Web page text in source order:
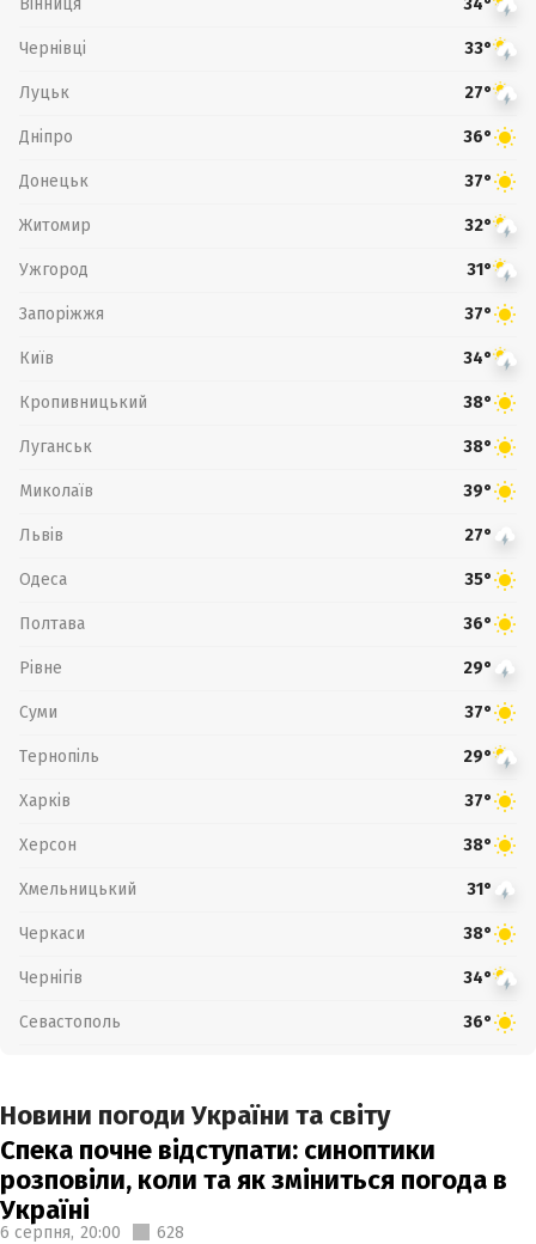
34°
Чернівці 33°
Луцьк 27°
Дніпро 36°
Донецьк 37°
Житомир 32°
Ужгород 31°
Запоріжжя 37°
Київ 34°
Кропивницький 38°
Луганськ 38°
Миколаїв 39°
Львів 27°
Одеса 35°
Полтава 36°
Рівне 29°
Суми 37°
Тернопіль 29°
Харків 37°
Херсон 38°
Хмельницький 31°
Черкаси 38°
Чернігів 34°
Севастополь 36°
Новини погоди України та світу
Спека почне відступати: синоптики
розповіли, коли та як зміниться погода в
Україні
6 серпня, 20:00 628